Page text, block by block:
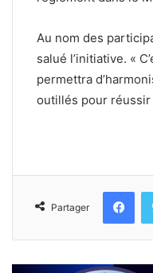
Au nom des
salué l’initiative. «
permettra
outillés pour réussir
Partager